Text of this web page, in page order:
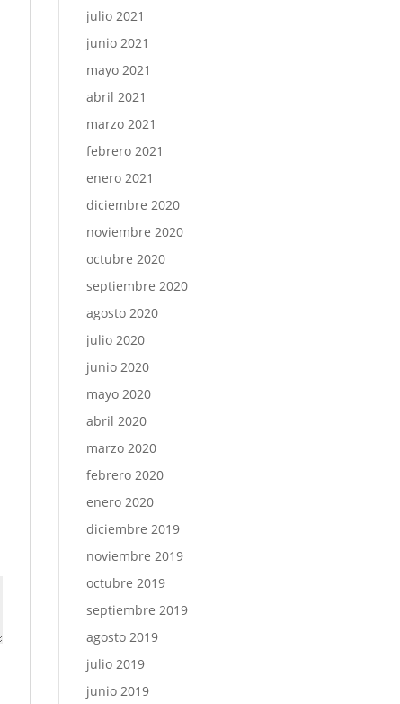
julio 2021
junio 2021
mayo 2021
abril 2021
marzo 2021
febrero 2021
enero 2021
diciembre 2020
noviembre 2020
octubre 2020
septiembre 2020
agosto 2020
julio 2020
junio 2020
mayo 2020
abril 2020
marzo 2020
febrero 2020
enero 2020
diciembre 2019
noviembre 2019
octubre 2019
septiembre 2019
agosto 2019
julio 2019
junio 2019